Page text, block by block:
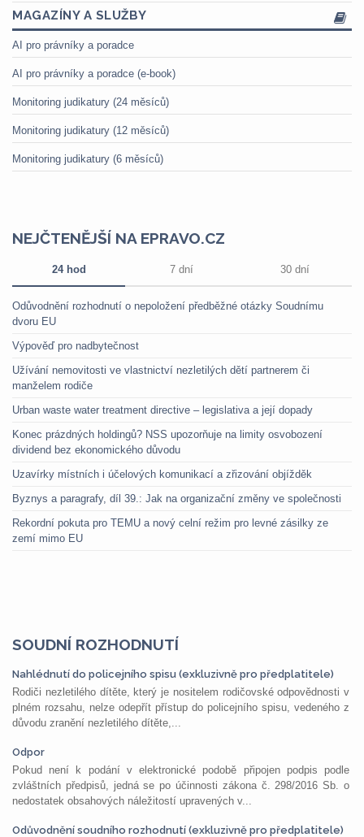
MAGAZÍNY A SLUŽBY
AI pro právníky a poradce
AI pro právníky a poradce (e-book)
Monitoring judikatury (24 měsíců)
Monitoring judikatury (12 měsíců)
Monitoring judikatury (6 měsíců)
NEJČTENĚJŠÍ NA EPRAVO.CZ
24 hod 7 dní 30 dní
Odůvodnění rozhodnutí o nepoložení předběžné otázky Soudnímu
dvoru EU
Výpověď pro nadbytečnost
Užívání nemovitosti ve vlastnictví nezletilých dětí partnerem či
manželem rodiče
Urban waste water treatment directive – legislativa a její dopady
Konec prázdných holdingů? NSS upozorňuje na limity osvobození
dividend bez ekonomického důvodu
Uzavírky místních i účelových komunikací a zřizování objížděk
Byznys a paragrafy, díl 39.: Jak na organizační změny ve společnosti
Rekordní pokuta pro TEMU a nový celní režim pro levné zásilky ze
zemí mimo EU
SOUDNÍ ROZHODNUTÍ
Nahlédnutí do policejního spisu (exkluzivně pro předplatitele)
Rodiči nezletilého dítěte, který je nositelem rodičovské odpovědnosti v
plném rozsahu, nelze odepřít přístup do policejního spisu, vedeného z
důvodu zranění nezletilého dítěte,...
Odpor
Pokud není k podání v elektronické podobě připojen podpis podle
zvláštních předpisů, jedná se po účinnosti zákona č. 298/2016 Sb. o
nedostatek obsahových náležitostí upravených v...
Odůvodnění soudního rozhodnutí (exkluzivně pro předplatitele)